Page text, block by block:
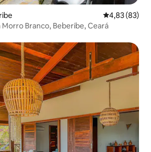
Note
4,83 (83)
Morro Branco, Beberibe, Ceará